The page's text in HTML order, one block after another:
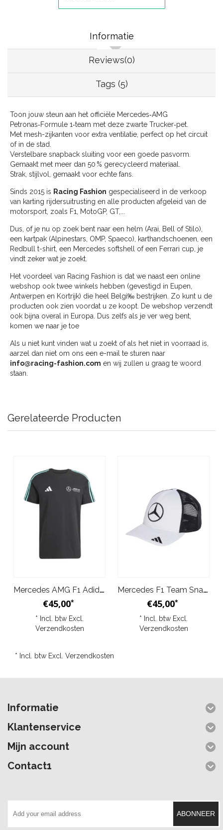
Informatie
Reviews(0)
Tags (5)
Toon jouw steun aan het officiële Mercedes‑AMG
Petronas‑Formule 1‑team met deze zwarte Trucker‑pet.
Met mesh-zijkanten voor extra ventilatie, perfect op het circuit
of in de stad.
Verstelbare snapback sluiting voor een goede pasvorm.
Gemaakt met meer dan 50 % gerecycleerd materiaal.
Strak, stijlvol, gemaakt voor echte fans.
Sinds 2015 is Racing Fashion gespecialiseerd in de verkoop
van karting rijdersuitrusting en alle producten afgeleid van de
motorsport, zoals F1, MotoGP, GT,...
Dus, of je nu op zoek bent naar een helm (Arai, Bell of Stilo),
een kartpak (Alpinestars, OMP, Spaeco), karthandschoenen, een
Redbull t-shirt, een Mercedes softshell of een Ferrari cup, je
vindt zeker wat je zoekt.
Het voordeel van Racing Fashion is dat we naast een online
webshop ook twee winkels hebben (gevestigd in Eupen,
Antwerpen en Kortrijk) die heel Belgi‰ bestrijken. Zo kunt u de
producten ook zien voordat u ze koopt. De webshop verzendt
ook bijna overal in Europa. Dus zelfs als je ver weg bent,
komen we naar je toe
Als u niet kunt vinden wat u zoekt of als het niet in voorraad is,
aarzel dan niet om ons een e-mail te sturen naar
info@racing-fashion.com en wij zullen u graag te woord
staan.
Gerelateerde Producten
Mercedes AMG F1 Adidas Officieel T-shirt DNA Zwart
€45,00*
* Incl. btw Excl.
Verzendkosten
Mercedes F1 Team Snapback Star Trucker Pet Wit
€45,00*
* Incl. btw Excl.
Verzendkosten
* Incl. btw Excl. Verzendkosten
Informatie
Klantenservice
Mijn account
Contact1
ABONNEER